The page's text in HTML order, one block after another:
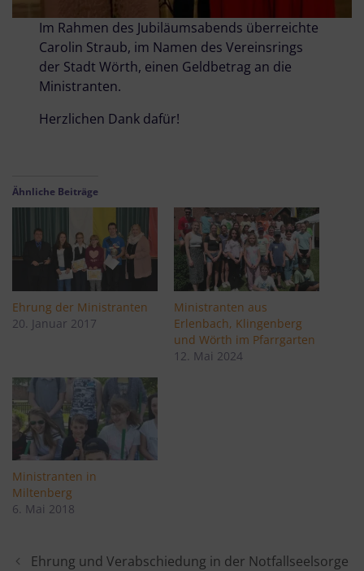
Im Rahmen des Jubiläumsabends überreichte
Carolin Straub, im Namen des Vereinsrings
der Stadt Wörth, einen Geldbetrag an die
Ministranten.
Herzlichen Dank dafür!
Ähnliche Beiträge
Ehrung der Ministranten
20. Januar 2017
Ministranten aus
Erlenbach, Klingenberg
und Wörth im Pfarrgarten
12. Mai 2024
Ministranten in
Miltenberg
6. Mai 2018
Ehrung und Verabschiedung in der Notfallseelsorge